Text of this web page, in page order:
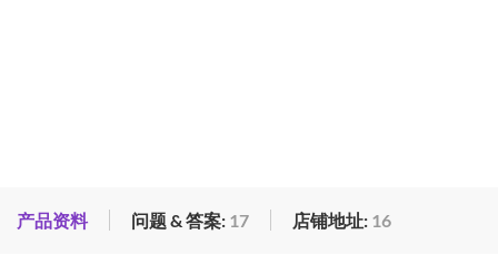
产品资料 问题 & 答案: 17 店铺地址: 16